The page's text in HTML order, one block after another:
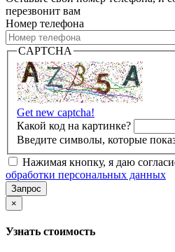
перезвонит вам
Номер телефона
CAPTCHA
Get new captcha!
Какой код на картинке?
Введите символы, которые
Нажимая кнопку, я даю
обработки персональных данных
×
Узнать стоимость